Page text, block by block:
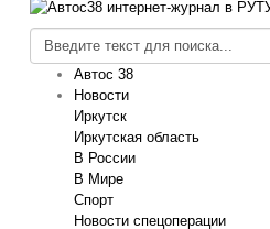
Автос 38
Новости
Иркутск
Иркутская область
В России
В Мире
Спорт
Новости спецоперации